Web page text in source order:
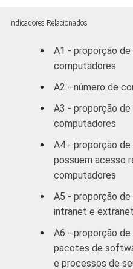
1Base: 864
operacional de
mais funcionários,
seguintes
F, G, H, I, K e a
91. Respostas
outubro/novembro
2 Não sabe / Não
3
A categoria "O -
sociais e
Limpeza urbana e
relacionadas e 91
Veja a tabela de
aproximados
para
Indicadores Relacionados
A1 - proporção de
computadores
A2 - número de
A3 - proporção de
computadores
A4 - proporção
possuem acesso
computadores
A5 - proporção
intranet e
A6 - proporção
pacotes de
e processos de